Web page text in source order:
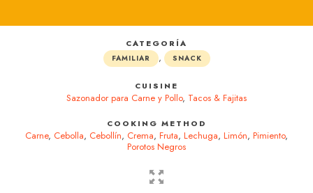
CATEGORÍA
FAMILIAR , SNACK
CUISINE
Sazonador para Carne y Pollo, Tacos & Fajitas
COOKING METHOD
Carne, Cebolla, Cebollín, Crema, Fruta, Lechuga, Limón, Pimiento,
Porotos Negros